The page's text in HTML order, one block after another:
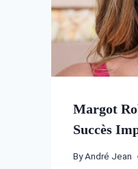
Margot
Succès
ByAndré Jean